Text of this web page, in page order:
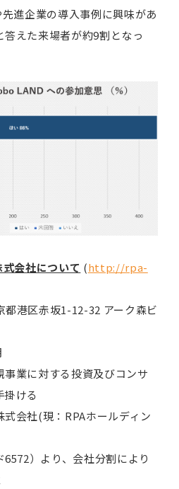
進企業の導入事例に興味があ
答えた来場者が約9割となっ
会社について (http://rpa-
港区赤坂1-12-32 アーク森ビ
事業に対する投資及びコンサ
掛ける
会社(現：RPAホールディン
）より、会社分割により